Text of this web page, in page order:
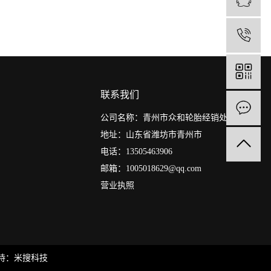
联系我们
公司名称：青州市众和轮胎经销处
地址：山东省潍坊市青州市
电话：13505463906
邮箱：1005018629@qq.com
营业执照
： 米搜科技